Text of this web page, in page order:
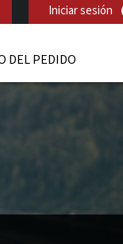
Iniciar sesión
DEL PEDIDO